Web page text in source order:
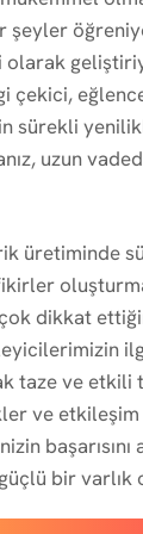
şeyler
çekici,
sürekli
uzun
üretiminde
dikkat
taze ve etkili
ve etkileşim
başarısını
bir